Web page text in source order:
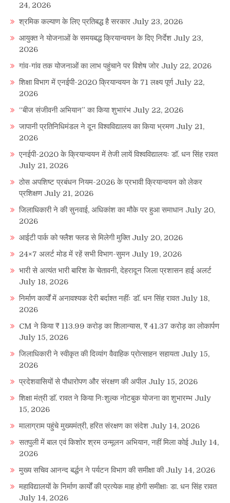
24, 2026
श्रमिक कल्याण के लिए प्रतिबद्ध है सरकार July 23, 2026
आयुक्त ने योजनाओं के समयबद्ध क्रियान्वयन के दिए निर्देश July 23,
2026
गांव-गांव तक योजनाओं का लाभ पहुंचाने पर विशेष जोर July 22, 2026
शिक्षा विभाग में एनईपी-2020 क्रियान्वयन के 71 लक्ष्य पूर्ण July 22,
2026
“बीज संजीवनी अभियान” का किया शुभारंभ July 22, 2026
जापानी प्रतिनिधिमंडल ने दून विश्वविद्यालय का किया भ्रमण July 21,
2026
एनईपी-2020 के क्रियान्वयन में तेजी लायें विश्वविद्यालयः डॉ. धन सिंह रावत
July 21, 2026
ठोस अपशिष्ट प्रबंधन नियम-2026 के प्रभावी क्रियान्वयन को लेकर
प्रशिक्षण July 21, 2026
जिलाधिकारी ने की सुनवाई, अधिकांश का मौके पर हुआ समाधान July 20,
2026
आईटी पार्क को फ्लैश फ्लड से मिलेगी मुक्ति July 20, 2026
24×7 अलर्ट मोड में रहें सभी विभाग-सुमन July 19, 2026
भारी से अत्यंत भारी बारिश के चेतावनी, देहरादून जिला प्रशासन हाई अलर्ट
July 18, 2026
निर्माण कार्यों में अनावश्यक देरी बर्दाश्त नहींः डाॅ. धन सिंह रावत July 18,
2026
CM ने किया ₹ 113.99 करोड़ का शिलान्यास, ₹ 41.37 करोड़ का लोकार्पण
July 15, 2026
जिलाधिकारी ने स्वीकृत की दिव्यांग वैवाहिक प्रोत्साहन सहायता July 15,
2026
प्रदेशवासियों से पौधारोपण और संरक्षण की अपील July 15, 2026
शिक्षा मंत्री डाॅ. रावत ने किया निःशुल्क नोटबुक योजना का शुभारम्भ July
15, 2026
मालाग्राम पहुंचे मुख्यमंत्री, हरित संरक्षण का संदेश July 14, 2026
सतपुली में बाल एवं किशोर श्रम उन्मूलन अभियान, नहीं मिला कोई July 14,
2026
मुख्य सचिव आनन्द बर्द्धन ने पर्यटन विभाग की समीक्षा की July 14, 2026
महाविद्यालयों के निर्माण कार्यों की प्रत्येक माह होगी समीक्षाः डा. धन सिंह रावत
July 14, 2026